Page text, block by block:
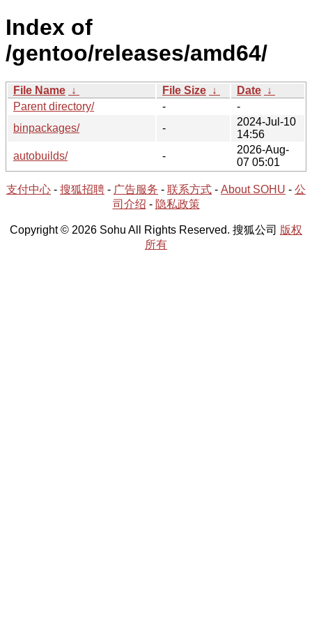
Index of
/gentoo/releases/amd64/
File Name ↓ File Size ↓ Date ↓
Parent directory/
-
-
binpackages/
-
2024-Jul-10
14:56
autobuilds/
-
2026-Aug-
07 05:01
支付中心 - 搜狐招聘 - 广告服务 - 联系方式 - About SOHU - 公
司介绍 - 隐私政策
Copyright © 2026 Sohu All Rights Reserved. 搜狐公司 版权
所有